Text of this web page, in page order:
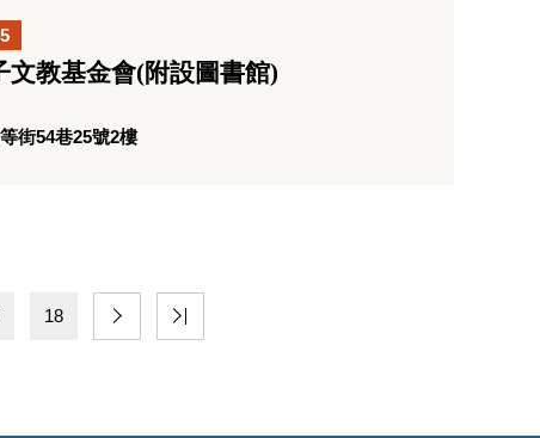
文教基金會(附設圖書館)
街54巷25號2樓
18